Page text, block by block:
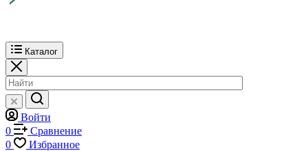
Каталог
Войти
0
Сравнение
0
Избранное